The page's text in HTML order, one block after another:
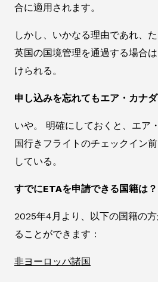
合に適用されます。
しかし、いかなる理由であれ、
英国の国境管理を通過する場合
けられる。
申し込みを忘れてもエア・カナ
いや。 明確にしておくと、エア
国行きフライトのチェックイン
している。
すでにETAを申請できる国籍は？
2025年4月より、以下の国籍の
ることができます：
非ヨーロッパ諸国